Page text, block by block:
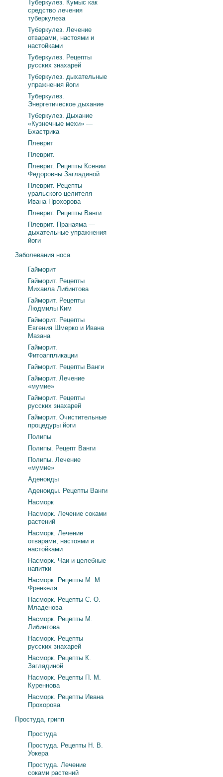
Туберкулез. Кумыс как
средство лечения
туберкулеза
Туберкулез. Лечение
отварами, настоями и
настойками
Туберкулез. Рецепты
русских знахарей
Туберкулез. дыхательные
упражнения йоги
Туберкулез.
Энергетическое дыхание
Туберкулез. Дыхание
«Кузнечные мехи» —
Бхастрика
Плеврит
Плеврит.
Плеврит. Рецепты Ксении
Федоровны Загладиной
Плеврит. Рецепты
уральского целителя
Ивана Прохорова
Плеврит. Рецепты Ванги
Плеврит. Пранаяма —
дыхательные упражнения
йоги
Заболевания носа
Гайморит
Гайморит. Рецепты
Михаила Либинтова
Гайморит. Рецепты
Людмилы Ким
Гайморит. Рецепты
Евгения Шмерко и Ивана
Мазана
Гайморит.
Фитоаппликации
Гайморит. Рецепты Ванги
Гайморит. Лечение
«мумие»
Гайморит. Рецепты
русских знахарей
Гайморит. Очистительные
процедуры йоги
Полипы
Полипы. Рецепт Ванги
Полипы. Лечение
«мумие»
Аденоиды
Аденоиды. Рецепты Ванги
Насморк
Насморк. Лечение соками
растений
Насморк. Лечение
отварами, настоями и
настойками
Насморк. Чаи и целебные
напитки
Насморк. Рецепты М. М.
Френкеля
Насморк. Рецепты С. О.
Младенова
Насморк. Рецепты М.
Либинтова
Насморк. Рецепты
русских знахарей
Насморк. Рецепты К.
Загладиной
Насморк. Рецепты П. М.
Куреннова
Насморк. Рецепты Ивана
Прохорова
Простуда, грипп
Простуда
Простуда. Рецепты Н. В.
Уокера
Простуда. Лечение
соками растений